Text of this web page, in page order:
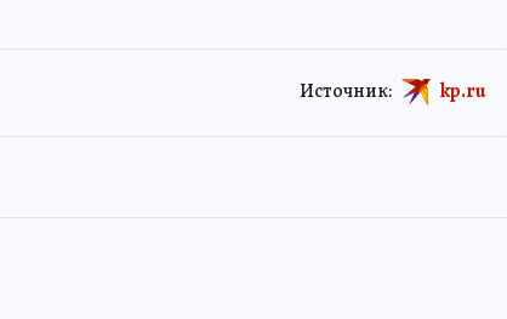
Источник: kp.ru